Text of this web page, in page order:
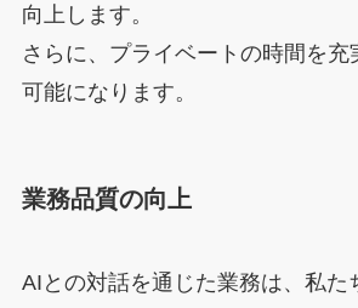
向上します。
さらに、プライベートの時間を充
可能になります。
業務品質の向上
AIとの対話を通じた業務は、私た